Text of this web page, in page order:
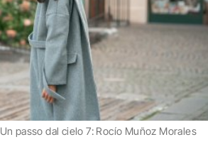
Un passo dal cielo 7: Rocío Muñoz Morales